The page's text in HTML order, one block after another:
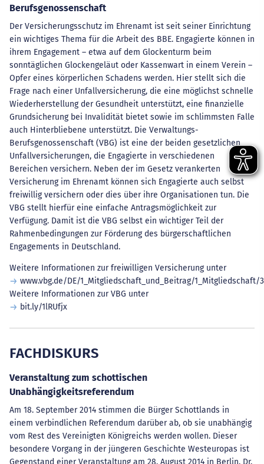
Berufsgenossenschaft
Der Versicherungsschutz im Ehrenamt ist seit seiner Einrichtung
ein wichtiges Thema für die Arbeit des BBE. Engagierte können in
ihrem Engagement – etwa auf dem Glockenturm beim
sonntäglichen Glockengeläut oder Kassenwart in einem Verein –
Opfer eines körperlichen Schadens werden. Hier stellt sich die
Frage nach einer Unfallversicherung, die eine möglichst schnelle
Wiederherstellung der Gesundheit unterstützt, eine finanzielle
Grundsicherung bei Invalidität bietet sowie im schlimmsten Falle
auch Hinterbliebene unterstützt. Die Verwaltungs-
Berufsgenossenschaft (VBG) ist eine der beiden gesetzlichen
Unfallversicherungen, die Engagierte in verschiedenen
Bereichen versichern. Neben der im Gesetz verankerten
Versicherung im Ehrenamt können sich Engagierte auch selbst
freiwillig versichern oder dies über ihre Organisationen tun. Die
VBG stellt hierfür eine einfache Antragsmöglichkeit zur
Verfügung. Damit ist die VBG selbst ein wichtiger Teil der
Rahmenbedingungen zur Förderung des bürgerschaftlichen
Engagements in Deutschland.
Weitere Informationen zur freiwilligen Versicherung unter
www.vbg.de/DE/1_Mitgliedschaft_und_Beitrag/
Weitere Informationen zur VBG unter
bit.ly/1lRUfjx
FACHDISKURS
Veranstaltung zum schottischen
Unabhängigkeitsreferendum
Am 18. September 2014 stimmen die Bürger Schottlands in
einem verbindlichen Referendum darüber ab, ob sie unabhängig
vom Rest des Vereinigten Königreichs werden wollen. Dieser
besondere Vorgang in der jüngeren Geschichte Westeuropas ist
Gegenstand einer Veranstaltung am 28. August 2014 in Berlin. Dr.